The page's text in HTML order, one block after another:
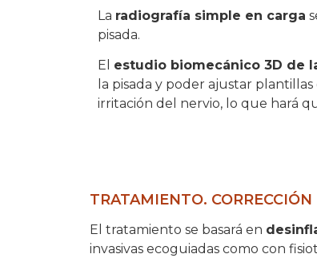
La radiografía simple en carga
pisada.
El estudio biomecánico 3D de
la pisada y poder ajustar
irritación del nervio, lo que hará
TRATAMIENTO.
El tratamiento se basará en
invasivas ecoguiadas como con